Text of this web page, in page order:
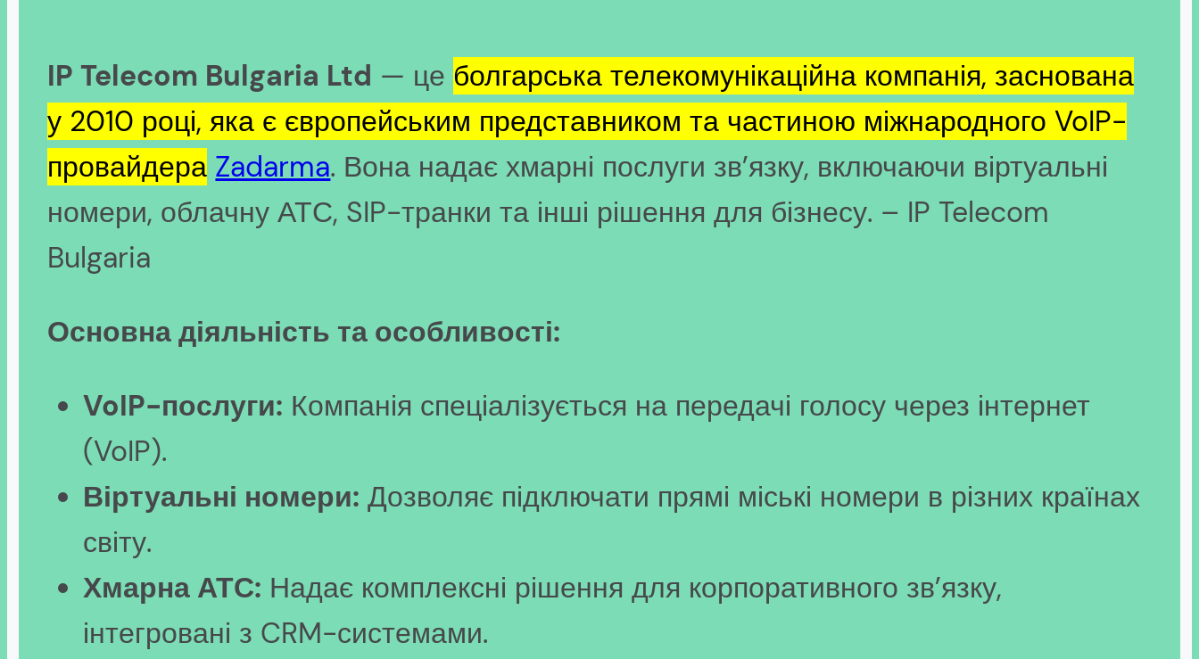
IP Telecom Bulgaria Ltd — це болгарська телекомунікаційна компанія, заснована
у 2010 році, яка є європейським представником та частиною міжнародного VoIP-
провайдера Zadarma. Вона надає хмарні послуги зв’язку, включаючи віртуальні
номери, облачну АТС, SIP-транки та інші рішення для бізнесу. – IP Telecom
Bulgaria
Основна діяльність та особливості:
VoIP-послуги: Компанія спеціалізується на передачі голосу через інтернет
(VoIP).
Віртуальні номери: Дозволяє підключати прямі міські номери в різних країнах
світу.
Хмарна АТС: Надає комплексні рішення для корпоративного зв’язку,
інтегровані з CRM-системами.